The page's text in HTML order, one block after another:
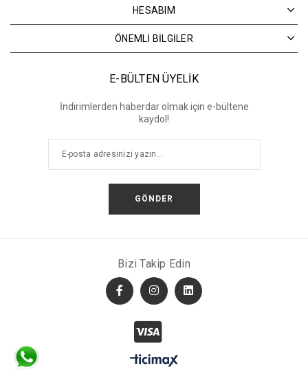
HESABIM
ÖNEMLİ BİLGİLER
E-BÜLTEN ÜYELİK
İndirimlerden haberdar olmak için e-bültene
kaydol!
GÖNDER
Bizi Takip Edin